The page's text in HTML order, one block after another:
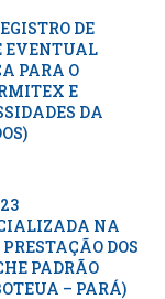
DE
EVENTUAL
PARA O
E
DA
NA
DOS
PADRÃO
– PARÁ)